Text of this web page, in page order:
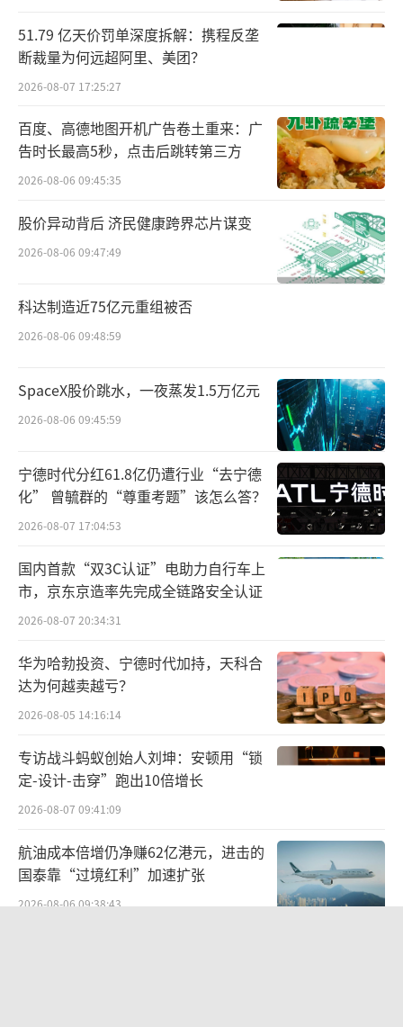
理论上，电商业务获得的流量越多，能创
造的GMV就越高。但为保护抖音本身的用户体
验，主站流量不能无限制地倾泻，这也导致直
播电商的天花板清晰可见。相比直播电商，货
架电商没有主播抽佣、流量竞争相对没有那么
去几年，抖音电商也把重点放在了建设货架电
商上。
服饰美妆等单价低、适合在直播间展示的
商品，是抖音的优势所在，但这类商品更多是
养成主动搜索商品下单的习惯。单价高、消费
者决策更慎重的耐用消费品市场规模更大，做
好了也会让消费者养成主动来抖音消费的习
惯。
每年，抖音电商会研究各行业的市场规
模、其他头部电商平台的市占率，将规模大、
抖音市占率低的四五个品类，定为“特色类
一位知情人士称，特色类目超越对手后，
抖音会更换别的类目继续扶持。抖音电商的目
标就是，在每个行业，追上份额，然后超越，
最终保持领先。去年，抖音的特色类目是宠
据我们了解，抖音电商在消费电子领域
以“新品”为切入点，通过上线独立入
51.79 亿天价罚单深度拆解：携程反垄
断裁量为何远超阿里、美团？
2026-08-07 17:25:27
百度、高德地图开机广告卷土重来：广
告时长最高5秒，点击后跳转第三方
2026-08-06 09:45:35
股价异动背后 济民健康跨界芯片谋变
2026-08-06 09:47:49
科达制造近75亿元重组被否
2026-08-06 09:48:59
SpaceX股价跳水，一夜蒸发1.5万亿元
2026-08-06 09:45:59
宁德时代分红61.8亿仍遭行业“去宁德
化” 曾毓群的“尊重考题”该怎么答？
2026-08-07 17:04:53
国内首款“双3C认证”电助力自行车上
市，京东京造率先完成全链路安全认证
2026-08-07 20:34:31
华为哈勃投资、宁德时代加持，天科合
达为何越卖越亏？
2026-08-05 14:16:14
专访战斗蚂蚁创始人刘坤：安顿用“锁
定-设计-击穿”跑出10倍增长
2026-08-07 09:41:09
航油成本倍增仍净赚62亿港元，进击的
国泰靠“过境红利”加速扩张
2026-08-06 09:38:43